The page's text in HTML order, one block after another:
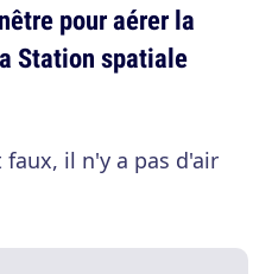
pour aérer la
Station spatiale
il n'y a pas d'air